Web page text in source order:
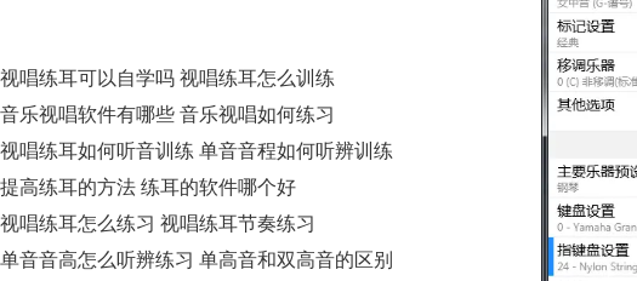
视唱练耳可以自学吗 视唱练耳怎么训练
音乐视唱软件有哪些 音乐视唱如何练习
视唱练耳如何听音训练 单音音程如何听辨训练
提高练耳的方法 练耳的软件哪个好
视唱练耳怎么练习 视唱练耳节奏练习
单音音高怎么听辨练习 单高音和双高音的区别